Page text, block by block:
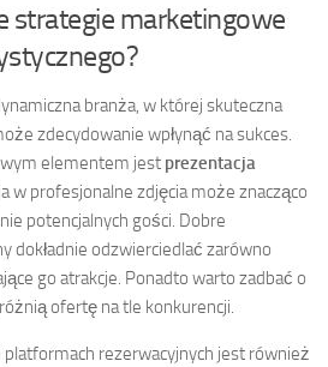
strategie marketingowe
branża, w której skuteczna
zdecydowanie wpłynąć na sukces.
elementem jest prezentacja
w profesjonalne zdjęcia może znacząco
potencjalnych gości. Dobre
dokładnie odzwierciedlać zarówno
go atrakcje. Ponadto warto zadbać o
ofertę na tle konkurencji.
platformach rezerwacyjnych jest również